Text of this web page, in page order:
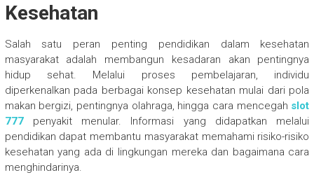
Kesehatan
Salah satu peran penting pendidikan dalam kesehatan
masyarakat adalah membangun kesadaran akan pentingnya
hidup sehat. Melalui proses pembelajaran, individu
diperkenalkan pada berbagai konsep kesehatan mulai dari pola
makan bergizi, pentingnya olahraga, hingga cara mencegah slot
777penyakit menular. Informasi yang didapatkan melalui
pendidikan dapat membantu masyarakat memahami risiko-risiko
kesehatan yang ada di lingkungan mereka dan bagaimana cara
menghindarinya.